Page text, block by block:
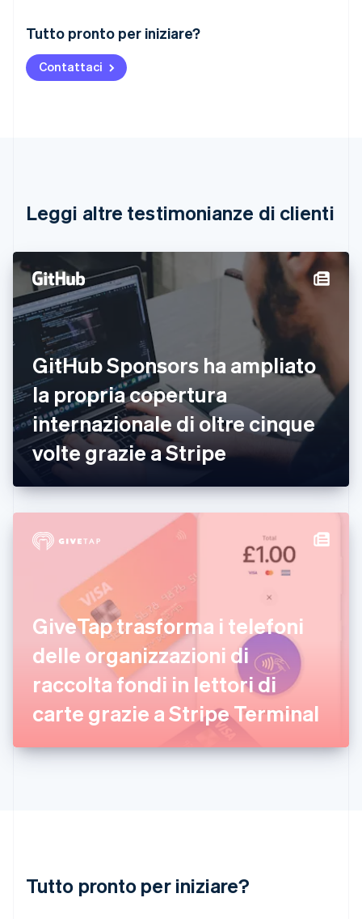
Tutto pronto per iniziare?
Contattaci
Leggi altre testimonianze di clienti
GitHub Sponsors ha ampliato
la propria copertura
internazionale di oltre cinque
volte grazie a Stripe
GiveTap trasforma i telefoni
delle organizzazioni di
raccolta fondi in lettori di
carte grazie a Stripe Terminal
Tutto pronto per iniziare?
Australia
English
Austria
DeutschEnglish
English Français
Cina continentale
Cipro
English
Croazia
EnglishItaliano
Danimarca
English
Emirati Arabi Uniti
English
Estonia
English
Finlandia
EnglishSvenska
Francia
Germania
日本語
Gibilterra
Grecia
English
India
English
Irlanda
English
Italia
Italiano English
Lettonia
Liechtenstein
Malta
English